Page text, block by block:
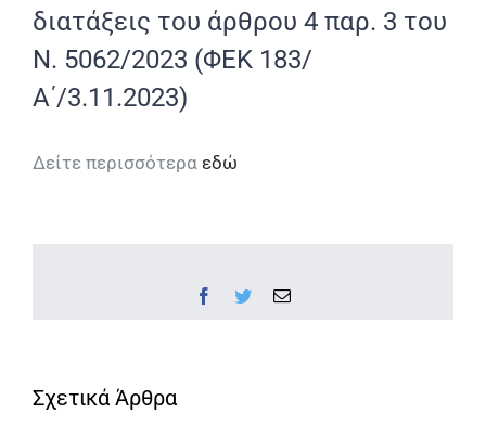
διατάξεις του άρθρου 4 παρ. 3 του
Ν. 5062/2023 (ΦΕΚ 183/
Α΄/3.11.2023)
Δείτε περισσότερα εδώ
Facebook
TwitterEmail